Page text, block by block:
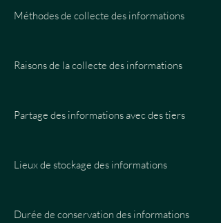
Méthodes de collecte des informations
Raisons de la collecte des informations
Partage des informations avec des tiers
Lieux de stockage des informations
Durée de conservation des informations